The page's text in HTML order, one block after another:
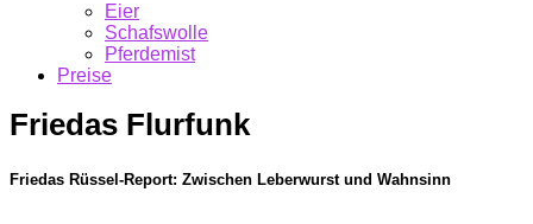
Eier
Schafswolle
Pferdemist
Preise
Friedas Flurfunk
Friedas Rüssel-Report: Zwischen Leberwurst und Wahnsinn